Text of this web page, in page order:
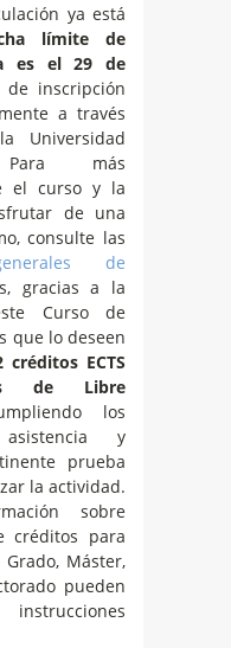
ya está
límite de
es el 29 de
inscripción
a través
Universidad
Para más
el curso y la
de una
consulte las
de
gracias a la
Curso de
que lo deseen
ECTS
de Libre
los
y
prueba
la actividad.
sobre
créditos para
Máster,
pueden